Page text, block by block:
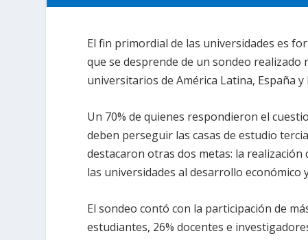
El fin primordial de las universidades es
que se desprende de un sondeo
universitarios de América Latina, España y
Un 70% de quienes respondieron el
deben perseguir las casas de estudio
destacaron otras dos metas: la
las universidades al desarrollo económico
El sondeo contó con la participación de
estudiantes, 26% docentes e